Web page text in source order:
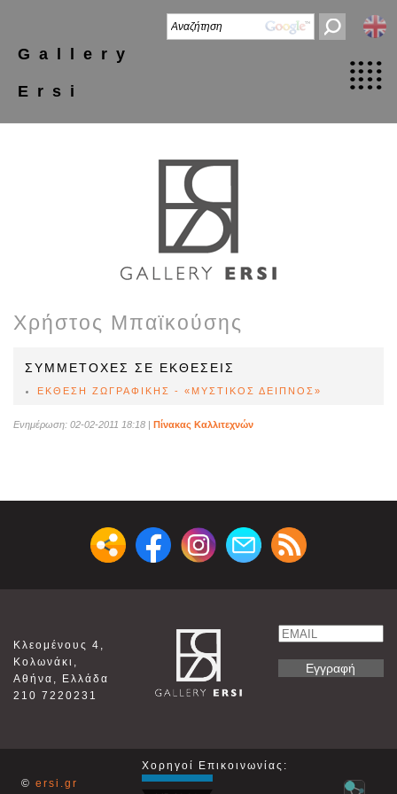
Gallery
Ersi
Χρήστος Μπαϊκούσης
ΣΥΜΜΕΤΟΧΕΣ ΣΕ ΕΚΘΕΣΕΙΣ
ΕΚΘΕΣΗ ΖΩΓΡΑΦΙΚΗΣ - «ΜΥΣΤΙΚΟΣ ΔΕΙΠΝΟΣ»
Ενημέρωση: 02-02-2011 18:18 | Πίνακας Καλλιτεχνών
Κλεομένους 4,
Κολωνάκι,
Αθήνα, Ελλάδα
210 7220231
Email
© ersi.gr
Χορηγοί Επικοινωνίας: